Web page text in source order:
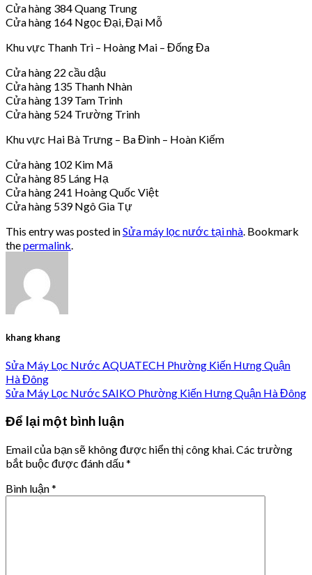
Cửa hàng 384 Quang Trung
Cửa hàng 164 Ngọc Đại, Đại Mỗ
Khu vực Thanh Trì – Hoàng Mai – Đống Đa
Cửa hàng 22 cầu dậu
Cửa hàng 135 Thanh Nhàn
Cửa hàng 139 Tam Trinh
Cửa hàng 524 Trường Trinh
Khu vực Hai Bà Trưng – Ba Đình – Hoàn Kiếm
Cửa hàng 102 Kim Mã
Cửa hàng 85 Láng Hạ
Cửa hàng 241 Hoàng Quốc Việt
Cửa hàng 539 Ngô Gia Tự
This entry was posted inSửa máy lọc nước tại nhà . Bookmark
thepermalink
khang khang
Sửa Máy Lọc Nước AQUATECH Phường Kiến Hưng Quận
Hà Đông
Sửa Máy Lọc Nước SAIKO Phường Kiến Hưng Quận Hà Đông
Để lại một bình luận
Email của bạn sẽ không được hiển thị công khai. Các trường
bắt buộc được đánh dấu*
Bình luận*